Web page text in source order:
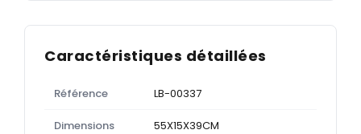
Caractéristiques détaillées
Référence LB-00337
Dimensions 55X15X39CM